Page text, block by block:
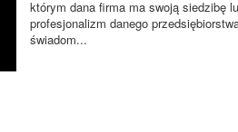
którym dana firma ma swoją siedzibę
profesjonalizm danego
świadom...